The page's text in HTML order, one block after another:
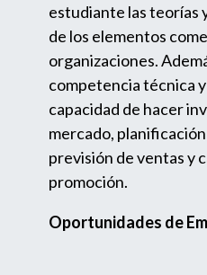
estudiante las teorías
de los elementos
organizaciones.
competencia técnica
capacidad de hacer
mercado,
previsión de ventas y
promoción.
Oportunidades de